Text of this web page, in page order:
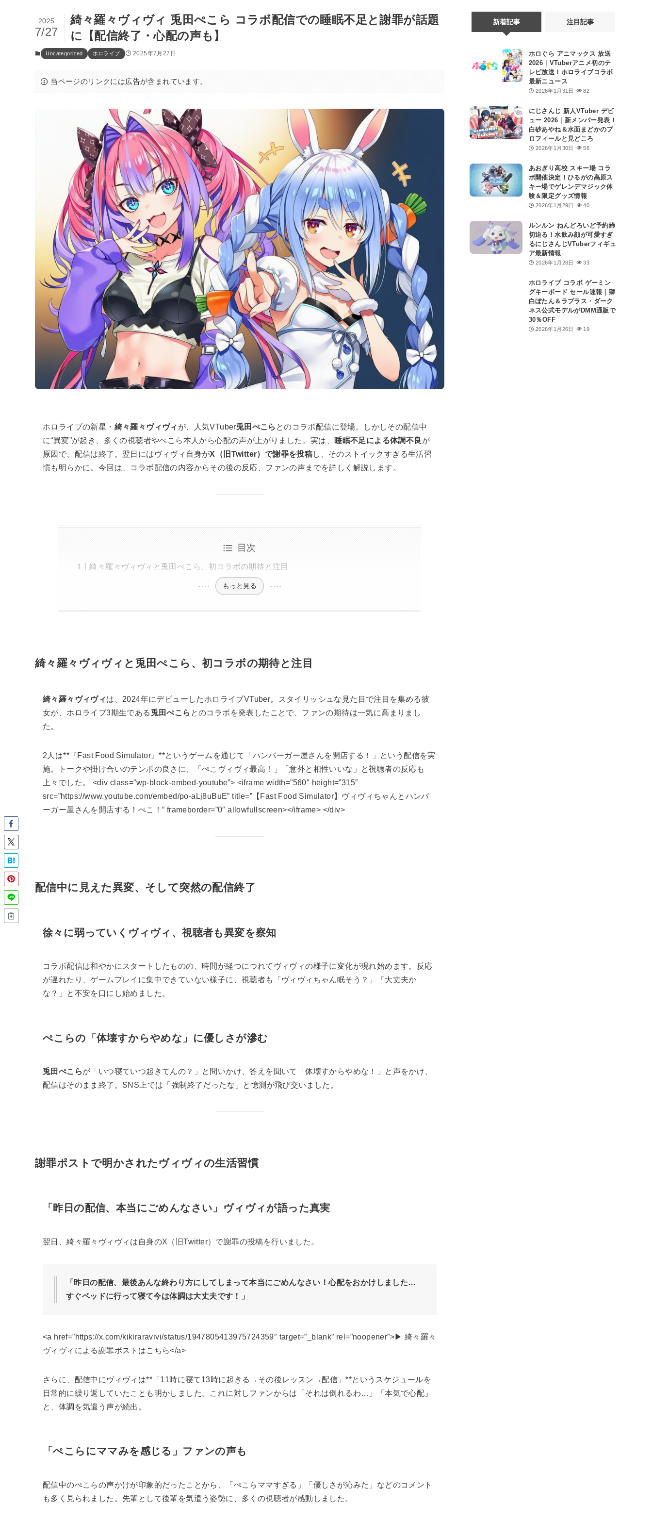
綺々羅々ヴィヴィ 兎田ぺこら コラボ配信での睡眠不足と謝罪が話題
に【配信終了・心配の声も】
2025
7/27
Uncategorized ホロライブ 2025年7月27日
当ページのリンクには広告が含まれています。
ホロライブの新星・ 綺々羅々ヴィヴィ が、人気VTuber兎田ぺこら とのコラボ配信に登場。しかしその配信中
に“異変”が起き、多くの視聴者やぺこら本人から心配の声が上がりました。実は、
睡眠不足による体調不良 が
原因で、配信は終了。翌日にはヴィヴィ自身がX（旧Twitter）で謝罪を投稿し、そのストイックすぎる生活習
慣も明らかに。今回は、コラボ配信の内容からその後の反応、ファンの声までを詳しく解説します。
目次
綺々羅々ヴィヴィと兎田ぺこら、初コラボの期待と注目
もっと見る
綺々羅々ヴィヴィと兎田ぺこら、初コラボの期待と注目
綺々羅々ヴィヴィは、2024年にデビューしたホロライブVTuber。スタイリッシュな見た目で注目を集める彼
女が、ホロライブ3期生である 兎田ぺこら とのコラボを発表したことで、ファンの期待は一気に高まりまし
た。
2人は**『Fast Food Simulator』**というゲームを通じて「ハンバーガー屋さんを開店する！」という配信を実
施。トークや掛け合いのテンポの良さに、「ぺこヴィヴィ最高！」「意外と相性いいな」と視聴者の反応も
上々でした。 <div class=”wp-block-embed-youtube”> <iframe width=”560″ height=”315″
src=”https://www.youtube.com/embed/po-aLj8uBuE” title=”【Fast Food Simulator】ヴィヴィちゃんとハンバ
ーガー屋さんを開店する！ぺこ！” frameborder=”0″ allowfullscreen></iframe> </div>
配信中に見えた異変、そして突然の配信終了
徐々に弱っていくヴィヴィ、視聴者も異変を察知
コラボ配信は和やかにスタートしたものの、時間が経つにつれてヴィヴィの様子に変化が現れ始めます。反応
が遅れたり、ゲームプレイに集中できていない様子に、視聴者も「ヴィヴィちゃん眠そう？」「大丈夫か
な？」と不安を口にし始めました。
ぺこらの「体壊すからやめな」に優しさが滲む
兎田ぺこらが「いつ寝ていつ起きてんの？」と問いかけ、答えを聞いて「体壊すからやめな！」と声をかけ、
配信はそのまま終了。SNS上では「強制終了だったな」と憶測が飛び交いました。
謝罪ポストで明かされたヴィヴィの生活習慣
「昨日の配信、本当にごめんなさい」ヴィヴィが語った真実
翌日、綺々羅々ヴィヴィは自身のX（旧Twitter）で謝罪の投稿を行いました。
「昨日の配信、最後あんな終わり方にしてしまって本当にごめんなさい！心配をおかけしました…
すぐベッドに行って寝て今は体調は大丈夫です！」
<a href=”https://x.com/kikiraravivi/status/1947805413975724359″ target=”_blank” rel=”noopener”>▶ 綺々羅々
ヴィヴィによる謝罪ポストはこちら</a>
さらに、配信中にヴィヴィは**「11時に寝て13時に起きる→その後レッスン→配信」**というスケジュールを
日常的に繰り返していたことも明かしました。これに対しファンからは「それは倒れるわ…」「本気で心配」
と、体調を気遣う声が続出。
「ぺこらにママみを感じる」ファンの声も
配信中のぺこらの声かけが印象的だったことから、「ぺこらママすぎる」「優しさが沁みた」などのコメント
も多く見られました。先輩として後輩を気遣う姿勢に、多くの視聴者が感動しました。
新着記事 注目記事
ホロぐら アニマックス 放送
2026｜VTuberアニメ初のテ
レビ放送！ホロライブコラボ
最新ニュース
2026年1月31日 82
にじさんじ 新人VTuber デビ
ュー 2026｜新メンバー発表！
白砂あやね＆水面まどかのプ
ロフィールと見どころ
2026年1月30日 56
あおぎり高校 スキー場 コラ
ボ開催決定！ひるがの高原ス
キー場でゲレンデマジック体
験＆限定グッズ情報
2026年1月29日 40
ルンルン ねんどろいど予約締
切迫る！水飲み顔が可愛すぎ
るにじさんじVTuberフィギュ
ア最新情報
2026年1月28日 33
ホロライブ コラボ ゲーミン
グキーボード セール速報｜獅
白ぼたん＆ラプラス・ダーク
ネス公式モデルがDMM通販で
30％OFF
2026年1月26日 19